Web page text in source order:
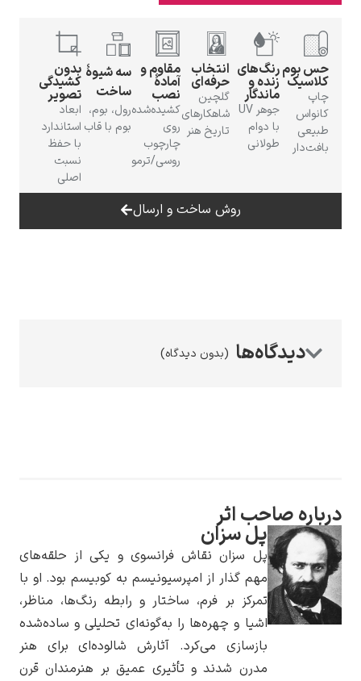
ادوارد هاپر
ادگار دگا
پیر آگوست رنوآر
پل سزان
رنگ‌های
زنده و
ماندگار
جوهر UV
با دوام
طولانی
انتخاب
حرفه‌ای
گلچین
شاهکارهای
تاریخ هنر
مقاوم و
آمادهٔ
نصب
کشیده‌شده
روی
چارچوب
سه شیوهٔ
ساخت
رول، بوم،
بوم با قاب
بدون
کشیدگی
تصویر
ابعاد
استاندارد
با حفظ
نسبت
روش ساخت و ارسال
(بدون دیدگاه)
صاحب اثر
پل سزان
پل سزان نقاش فرانسوی و یکی از حلقه‌های
مهم گذار از امپرسیونیسم به کوبیسم بود. او با
تمرکز بر فرم، ساختار و رابطه رنگ‌ها، مناظر،
اشیا و چهره‌ها را به‌گونه‌ای تحلیلی و ساده‌شده
بازسازی می‌کرد. آثارش شالوده‌ای برای هنر
مدرن شدند و تأثیری عمیق بر هنرمندان قرن